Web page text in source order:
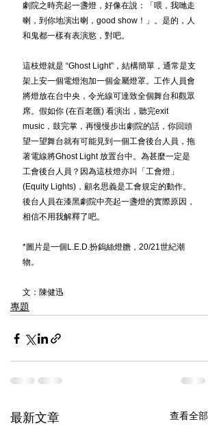
劇院之時亮起一盞燈，好像在說：「喂，我哋走
喇，到你地演出喇，good show！」。是的，人
和鬼都一樣有表演慾，對吧。
這枝燈就是 “Ghost Light”，結構簡單，通常是支
架上安一個電燈泡加一個金屬燈罩。工作人員會
將燈放在台中央，令光線可達致全個舞台和觀眾
席。假如你 (在百老匯) 看演出，聽完exit
music，鼓完掌，再慢慢步出劇院的話，你回頭
望一望舞台就有可能見到一個工會後台人員，拖
著電線將Ghost Light 放置台中。為甚麼一定是
工會後台人員？因為這枝燈亦叫「工會燈」
(Equity Lights)，顧名思義是工會規定的動作。
後台人員在漆黑劇院中亮起一盞燈的實際原因，
相信不用我解釋了吧。
*圖片是一個L.E.D.扮鎢絲燈膽，20/21世紀潮
物。
文：陳健迅
專題
最新文章 查看全部